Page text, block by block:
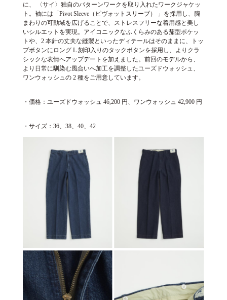
に、 〈サイ〉独自のパターンワークを取り入れたワークジャケッ
ト。袖には「Pivot Sleeve（ピヴォットスリーブ） 」を採用し、腕
まわりの可動域を広げることで、ストレスフリーな着用感と美し
いシルエットを実現。アイコニックなふくらみのある茄型ポケッ
トや、2 本針の丈夫な縫製といったディテールはそのままに、トッ
プボタンにロング L 刻印入りのタックボタンを採用し、よりクラ
シックな表情へアップデートを加えました。前回のモデルから、
より日常に馴染む風合いへ加工を調整したユーズドウォッシュ、
ワンウォッシュの 2 種をご用意しています。
・価格：ユーズドウォッシュ 46,200 円、ワンウォッシュ 42,900 円
・サイズ：36、38、40、42